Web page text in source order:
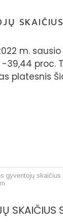
SKAIČIUS
m. sausio
proc.
platesnis
gyventojų skaičius
SKAIČIUS